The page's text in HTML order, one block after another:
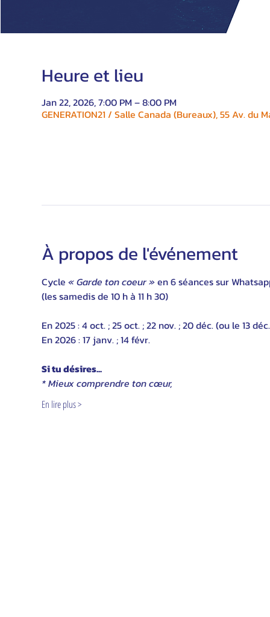
Heure et lieu
Jan 22, 2026, 7:00 PM – 8:00 PM
GENERATION21 / Salle Canada (Bureaux), 55 Av.
À propos de l'événement
Cycle « Garde ton coeur » en 6 séances sur
(les samedis de 10 h à 11 h 30)
En 2025 : 4 oct. ; 25 oct. ; 22 nov. ; 20 déc. (ou le 13
En 2026 : 17 janv. ; 14 févr.
Si tu désires...
* Mieux comprendre ton cœur,
En lire plus >